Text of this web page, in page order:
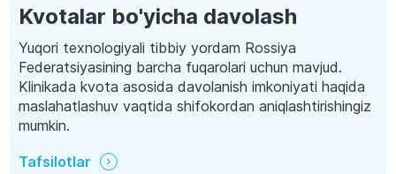
Kvotalar bo'yicha davolash
Yuqori texnologiyali tibbiy yordam Rossiya
Federatsiyasining barcha fuqarolari uchun mavjud.
Klinikada kvota asosida davolanish imkoniyati haqida
maslahatlashuv vaqtida shifokordan aniqlashtirishingiz
mumkin.
Tafsilotlar